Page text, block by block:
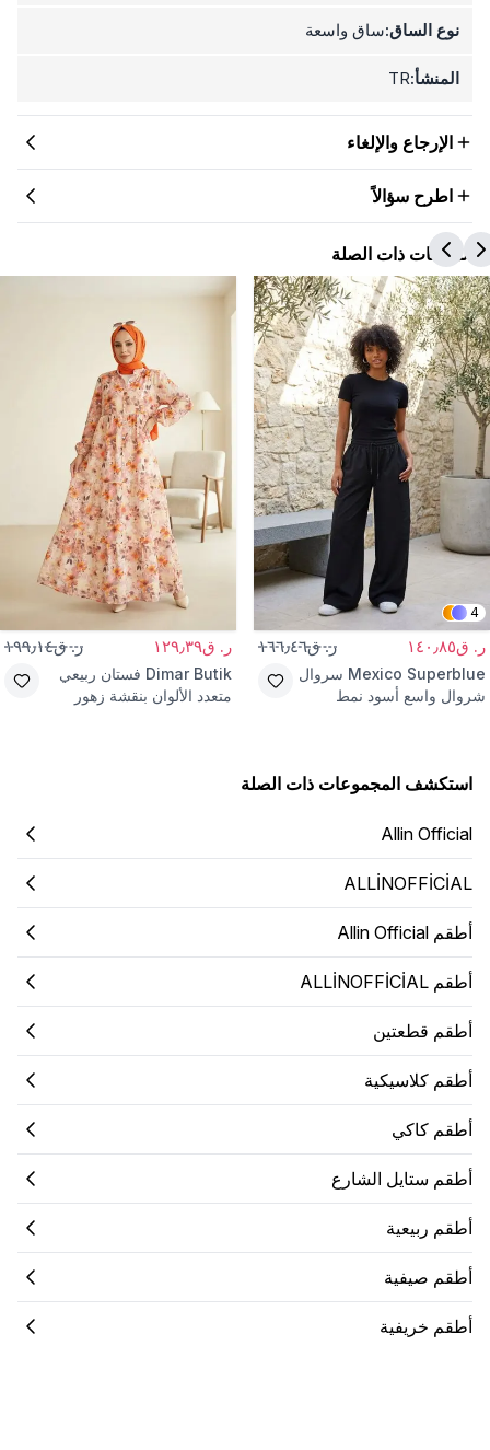
نوع الساق:ساق واسعة
المنشأ:TR
الإرجاع والإلغاء
اطرح سؤالاً
المنتجات ذات الصلة
4
ر. ق١٤٠٫٨٥ ر. ق١٦٦٫٤٦
Mexico Superblue سروال
شروال واسع أسود نمط
ر. ق١٢٩٫٣٩ ر. ق١٩٩٫١٤
Dimar Butik فستان ربيعي
متعدد الألوان بنقشة زهور
استكشف المجموعات ذات الصلة
Allin Official
ALLİNOFFİCİAL
أطقم Allin Official
أطقم ALLİNOFFİCİAL
أطقم قطعتين
أطقم كلاسيكية
أطقم كاكي
أطقم ستايل الشارع
أطقم ربيعية
أطقم صيفية
أطقم خريفية